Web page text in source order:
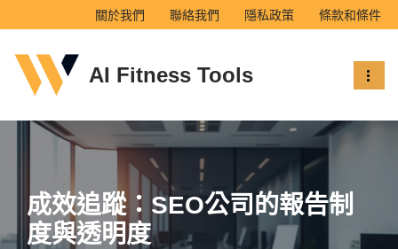
to
content
關於我們 聯絡我們 隱私政策 條款和條件
AI Fitness Tools
成效追蹤：SEO公司的報告制
度與透明度